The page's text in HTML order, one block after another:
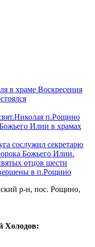
в храме Воскресения
п.Рощино
Илии в храмах
сослужил секретарю
Божьего Илии.
отцов шести
в п.Рощино
р-н, пос. Рощино,
Холодов: